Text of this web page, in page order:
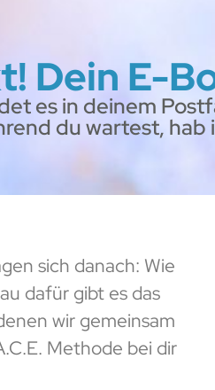
Dein E-
es in deinem
du wartest,
sich danach: Wie
dafür gibt es das
wir gemeinsam
Methode bei dir